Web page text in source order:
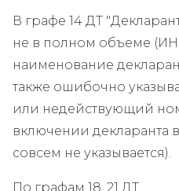
В графе 14 ДТ
не в полном объеме
наименование
также ошибочно
или недействующий
включении декларанта
совсем не указывается).
По графам 18, 21 ДТ